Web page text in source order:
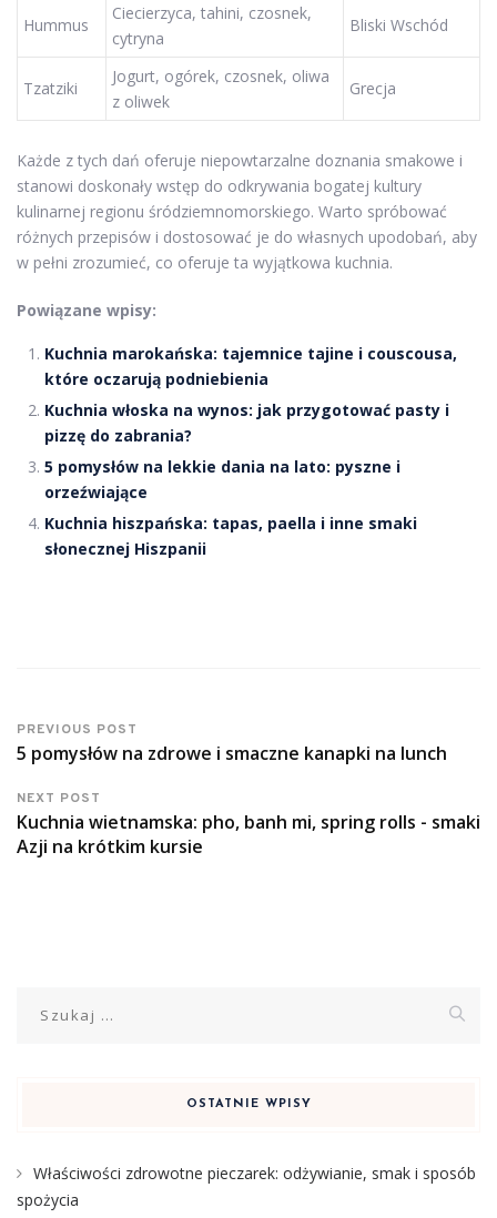
Hummus
Ciecierzyca, tahini, czosnek,
cytryna
Bliski Wschód
Tzatziki
Jogurt, ogórek, czosnek, oliwa
z oliwek
Grecja
Każde z tych dań oferuje niepowtarzalne doznania smakowe i
stanowi doskonały wstęp do odkrywania bogatej kultury
kulinarnej regionu śródziemnomorskiego. Warto spróbować
różnych przepisów i dostosować je do własnych upodobań, aby
w pełni zrozumieć, co oferuje ta wyjątkowa kuchnia.
Powiązane wpisy:
Kuchnia marokańska: tajemnice tajine i couscousa,
które oczarują podniebienia
Kuchnia włoska na wynos: jak przygotować pasty i
pizzę do zabrania?
5 pomysłów na lekkie dania na lato: pyszne i
orzeźwiające
Kuchnia hiszpańska: tapas, paella i inne smaki
słonecznej Hiszpanii
PREVIOUS POST
5 pomysłów na zdrowe i smaczne kanapki na lunch
NEXT POST
Kuchnia wietnamska: pho, banh mi, spring rolls - smaki
Azji na krótkim kursie
OSTATNIE WPISY
Właściwości zdrowotne pieczarek: odżywianie, smak i sposób
spożycia